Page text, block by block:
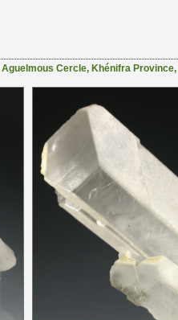
Aguelmous Cercle, Khénifra Province,